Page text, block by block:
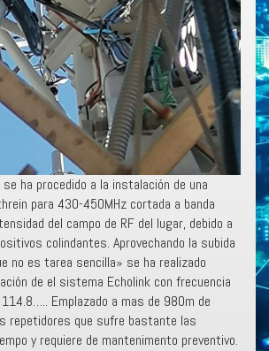
ha procedido a la instalación de una
para 430-450MHz cortada a banda
del campo de RF del lugar, debido a
colindantes. Aprovechando la subida
no es tarea sencilla» se ha realizado
de el sistema Echolink con frecuencia
Emplazado a mas de 980m de
repetidores que sufre bastante las
y requiere de mantenimento preventivo.